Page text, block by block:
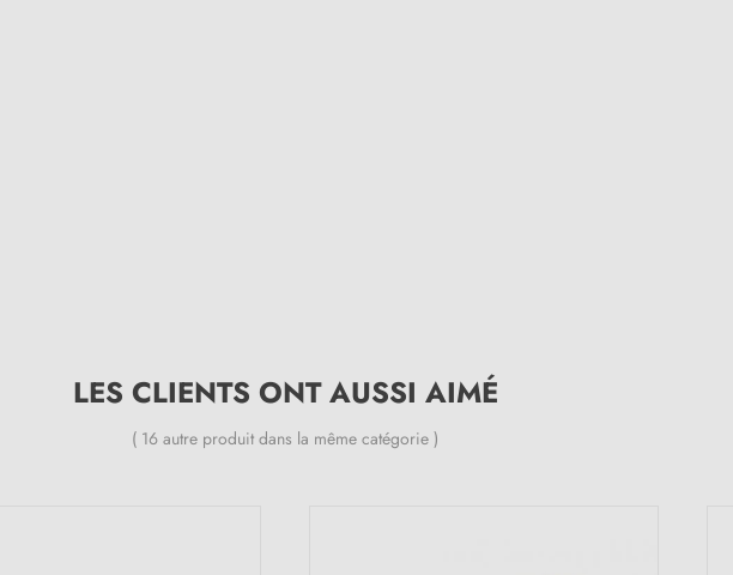
LES CLIENTS ONT AUSSI AIMÉ
( 16 autre produit dans la même catégorie )